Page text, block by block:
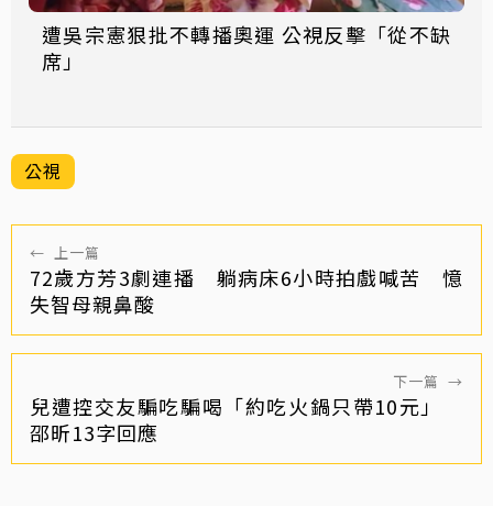
遭吳宗憲狠批不轉播奧運 公視反擊「從不缺
席」
公視
← 上一篇
72歲方芳3劇連播 躺病床6小時拍戲喊苦 憶
失智母親鼻酸
下一篇 →
兒遭控交友騙吃騙喝「約吃火鍋只帶10元」
邵昕13字回應